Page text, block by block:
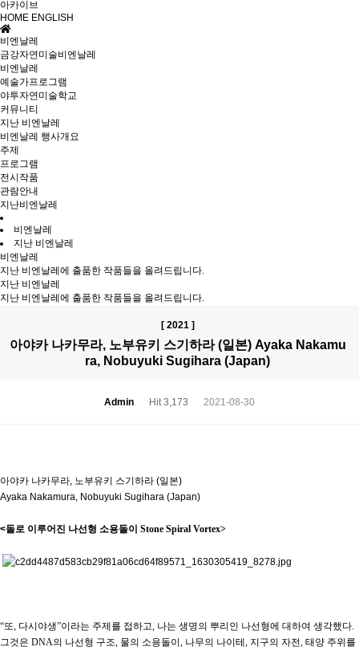
아카이브
HOME ENGLISH
비엔날레
금강자연미술비엔날레
비엔날레
예술가프로그램
야투자연미술학교
커뮤니티
지난 비엔날레
비엔날레 행사개요
주제
프로그램
전시작품
관람안내
지난비엔날레
비엔날레
지난 비엔날레
비엔날레
지난 비엔날레에 출품한 작품들을 올려드립니다.
지난 비엔날레
지난 비엔날레에 출품한 작품들을 올려드립니다.
[ 2021 ]
아야카 나카무라, 노부유키 스기하라 (일본) Ayaka Nakamu
ra, Nobuyuki Sugihara (Japan)
Admin Hit 3,173 2021-08-30
아야카 나카무라, 노부유키 스기하라 (일본)
Ayaka Nakamura, Nobuyuki Sugihara (Japan)
​<돌로 이루어진 나선형 소용돌이 Stone Spiral Vortex>
“또, 다시야생”이라는 주제를 접하고, 나는 생명의 뿌리인 나선형에 대하여 생각했다.
그것은 DNA의 나선형 구조, 물의 소용돌이, 나무의 나이테, 지구의 자전, 태양 주위를